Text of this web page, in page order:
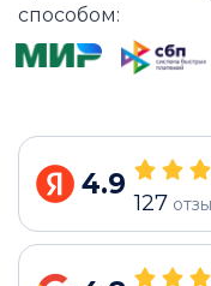
способом:
4.9
127